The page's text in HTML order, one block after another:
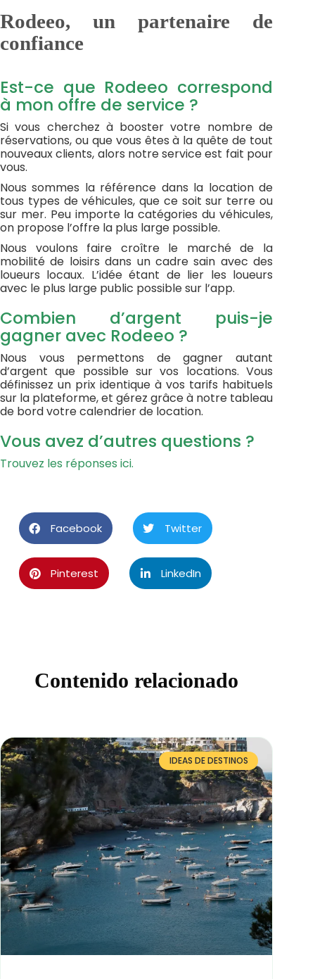
Rodeeo, un partenaire de
confiance
Est-ce que Rodeeo correspond
à mon offre de service ?
Si vous cherchez à booster votre nombre de
réservations, ou que vous êtes à la quête de tout
nouveaux clients, alors notre service est fait pour
vous.
Nous sommes la référence dans la location de
tous types de véhicules, que ce soit sur terre ou
sur mer. Peu importe la catégories du véhicules,
on propose l’offre la plus large possible.
Nous voulons faire croître le marché de la
mobilité de loisirs dans un cadre sain avec des
loueurs locaux. L’idée étant de lier les loueurs
avec le plus large public possible sur l’app.
Combien d’argent puis-je
gagner avec Rodeeo ?
Nous vous permettons de gagner autant
d’argent que possible sur vos locations. Vous
définissez un prix identique à vos tarifs habituels
sur la plateforme, et gérez grâce à notre tableau
de bord votre calendrier de location.
Vous avez d’autres questions ?
Trouvez les réponses ici.
Facebook Twitter
Pinterest LinkedIn
Contenido relacionado
IDEAS DE DESTINOS